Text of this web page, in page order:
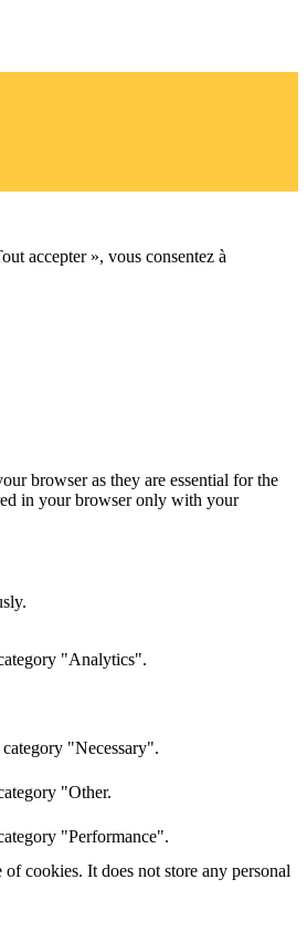
accepter », vous consentez à
browser as they are essential for the
in your browser only with your
"Analytics".
"Necessary".
"Other.
"Performance".
cookies. It does not store any personal